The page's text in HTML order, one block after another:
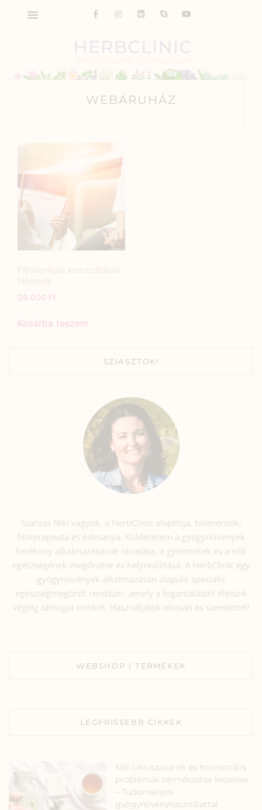
WEBÁRUHÁZ
39.000 Ft
Kosárba teszem
SZIASZTOK!
Szarvas Niki vagyok, a HerbClinic alapítója, biomérnök,
fitoterapeuta és édesanya. Küldetésem a gyógynövények
hatékony alkalmazásának oktatása, a gyermekek és a nők
egészségének megőrzése és helyreállítása. A HerbClinic egy
gyógynövények alkalmazásán alapuló speciális
egészségmegőrző rendszer, amely a fogantatástól életünk
végéig támogat minket. Használjátok okosan és szeretettel!
WEBSHOP | TERMÉKEK
LEGFRISSEBB CIKKEK
Női cikluszavarok és hormonális
problémák természetes kezelése
– Tudományos
gyógynövényhasználattal